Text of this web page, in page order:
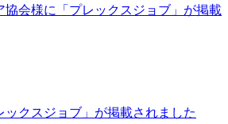
協会様に「プレックスジョブ」が掲載
クスジョブ」が掲載されました